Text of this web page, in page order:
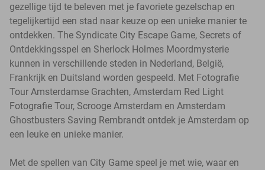
gezellige tijd te beleven met je favoriete gezelschap en
tegelijkertijd een stad naar keuze op een unieke manier te
ontdekken. The Syndicate City Escape Game, Secrets of
Ontdekkingsspel en Sherlock Holmes Moordmysterie
kunnen in verschillende steden in Nederland, België,
Frankrijk en Duitsland worden gespeeld. Met Fotografie
Tour Amsterdamse Grachten, Amsterdam Red Light
Fotografie Tour, Scrooge Amsterdam en Amsterdam
Ghostbusters Saving Rembrandt ontdek je Amsterdam op
een leuke en unieke manier.
Met de spellen van City Game speel je met wie, waar en